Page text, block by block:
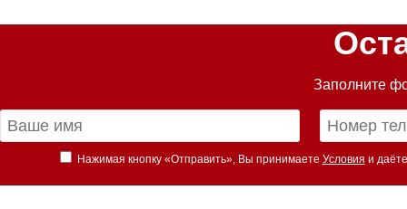
Заполните
Нажимая кнопку «Отправить», Вы принимаете Условия и